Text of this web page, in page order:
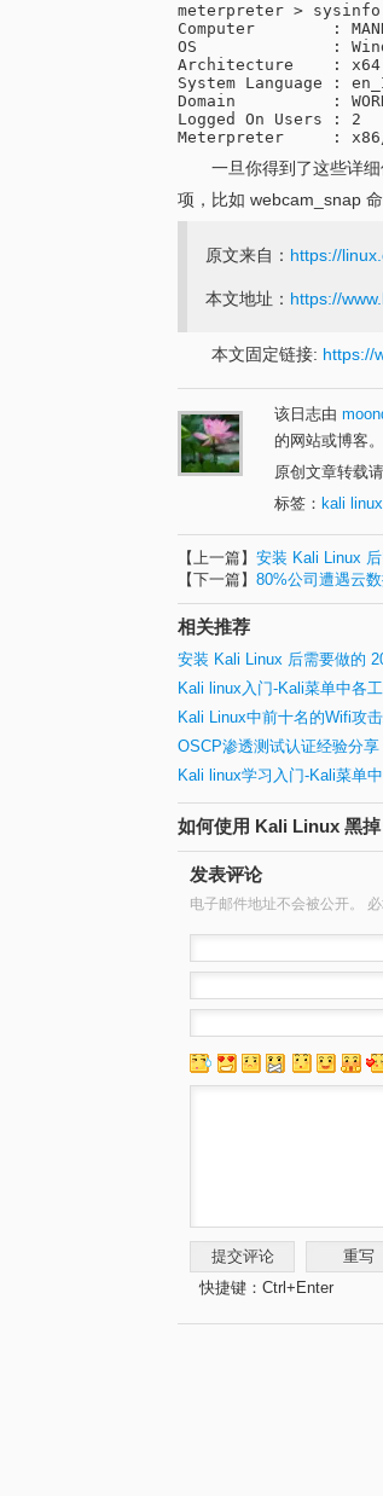
meterpreter > sysinfo
Computer        :
OS              :
Architecture    : x64
System Language :
Domain          :
Logged On Users : 2
一旦你得到了这些详
项，比如 webcam_snap
原文来自： https://
本文地址： https://
本文固定链接: https://
该日志由
的网站或博客。
原创文章转载
标签： kali linux
【上一篇】 安装 Kali Linux
【下一篇】 80%公司遭遇云
相关推荐
安装 Kali Linux 后需要做的
Kali linux入门-Kali菜单中各
Kali Linux中前十名的Wifi攻
OSCP渗透测试认证经验分享
Kali linux学习入门-Kali菜单
如何使用 Kali Linux 黑
发表评论
电子邮件地址不会被公开。
快捷键：Ctrl+Enter